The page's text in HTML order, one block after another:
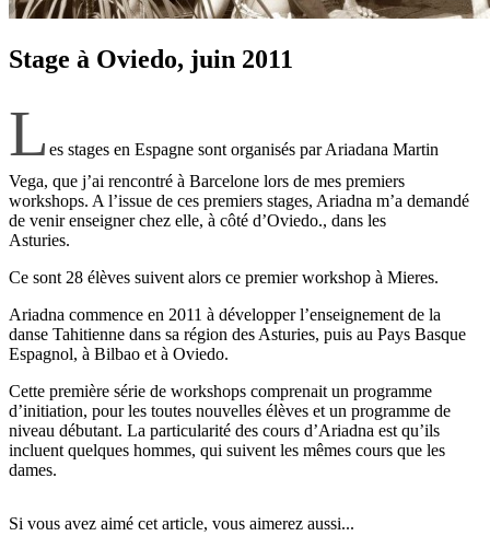
Stage à Oviedo, juin 2011
L es stages en Espagne sont organisés par Ariadana Martin
Vega, que j’ai rencontré à Barcelone lors de mes premiers
workshops. A l’issue de ces premiers stages, Ariadna m’a demandé
de venir enseigner chez elle, à côté d’Oviedo., dans les
Asturies.
Ce sont 28 élèves suivent alors ce premier workshop à Mieres.
Ariadna commence en 2011 à développer l’enseignement de la
danse Tahitienne dans sa région des Asturies, puis au Pays Basque
Espagnol, à Bilbao et à Oviedo.
Cette première série de workshops comprenait un programme
d’initiation, pour les toutes nouvelles élèves et un programme de
niveau débutant. La particularité des cours d’Ariadna est qu’ils
incluent quelques hommes, qui suivent les mêmes cours que les
dames.
Si vous avez aimé cet article, vous aimerez aussi...